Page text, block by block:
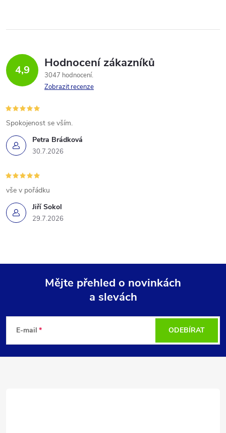
4,9 Hodnocení zákazníků
3047 hodnocení
Zobrazit recenze
Petra Brádková
30.7.2026
Spokojenost se vším.
Jiří Sokol
29.7.2026
vše v pořádku
p
Mějte přehled o novinkách
a slevách
E-mail ODEBÍRAT